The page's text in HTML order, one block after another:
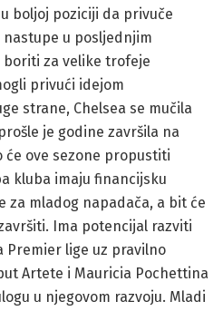
boljoj poziciji da privuče
u posljednjim
boriti za velike trofeje
privući idejom
strane, Chelsea se mučila
je godine završila na
ove sezone propustiti
kluba imaju financijsku
za mladog napadača, a bit će
Ima potencijal razviti
Premier lige uz pravilno
Artete i Mauricia Pochettina
u njegovom razvoju. Mladi